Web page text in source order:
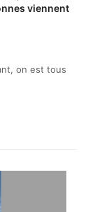
viennent
on est tous